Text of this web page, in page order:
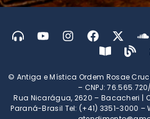
© Antiga e Mística Ordem Rosae Crucis
– CNPJ:
Rua Nicarágua, 2620 – Bacacheri |
Paraná-Brasil Tel: (+41) 3351-3000 –